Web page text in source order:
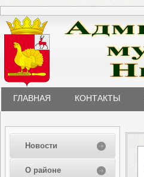
ГЛАВНАЯ КОНТАКТЫ
Новости
О районе